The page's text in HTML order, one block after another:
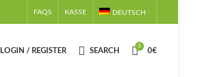
FAQS KASSE DEUTSCH
LOGIN / REGISTER SEARCH
0
0€